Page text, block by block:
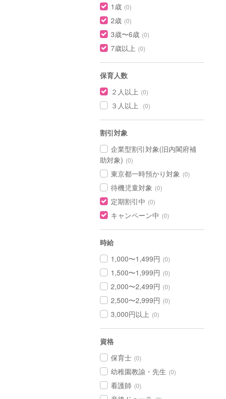
1歳 (0)
2歳 (0)
3歳〜6歳 (0)
7歳以上 (0)
保育人数
２人以上 (0)
３人以上 (0)
割引対象
企業型割引対象(旧内閣府補
助対象) (0)
東京都一時預かり対象 (0)
待機児童対象 (0)
定期割引中 (0)
キャンペーン中 (0)
時給
1,000〜1,499円 (0)
1,500〜1,999円 (0)
2,000〜2,499円 (0)
2,500〜2,999円 (0)
3,000円以上 (0)
資格
保育士 (0)
幼稚園教諭・先生 (0)
看護師 (0)